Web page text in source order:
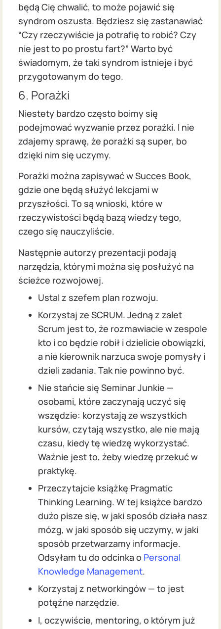
będą Cię chwalić, to może pojawić się
syndrom oszusta. Będziesz się zastanawiać
“Czy rzeczywiście ja potrafię to robić? Czy
nie jest to po prostu fart?” Warto być
świadomym, że taki syndrom istnieje i być
przygotowanym do tego.
6. Porażki
Niestety bardzo często boimy się
podejmować wyzwanie przez porażki. I nie
zdajemy sprawę, że porażki są super, bo
dzięki nim się uczymy.
Porażki można zapisywać w Succes Book,
gdzie one będą służyć lekcjami w
przyszłości. To są wnioski, które w
rzeczywistości będą bazą wiedzy tego,
czego się nauczyliście.
Następnie autorzy prezentacji podają
narzędzia, którymi można się posłużyć na
ścieżce rozwojowej.
Ustal z szefem plan rozwoju.
Korzystaj ze SCRUM. Jedną z zalet
Scrum jest to, że rozmawiacie w zespole
kto i co będzie robił i dzielicie obowiązki,
a nie kierownik narzuca swoje pomysły i
dzieli zadania. Tak nie powinno być.
Nie stańcie się Seminar Junkie —
osobami, które zaczynają uczyć się
wszędzie: korzystają ze wszystkich
kursów, czytają wszystko, ale nie mają
czasu, kiedy tę wiedzę wykorzystać.
Ważnie jest to, żeby wiedzę przekuć w
praktykę.
Przeczytajcie książkę Pragmatic
Thinking Learning. W tej książce bardzo
dużo pisze się, w jaki sposób działa nasz
mózg, w jaki sposób się uczymy, w jaki
sposób przetwarzamy informacje.
Odsyłam tu do odcinka o Personal
Knowledge Management.
Korzystaj z networkingów — to jest
potężne narzędzie.
I, oczywiście, mentoring, o którym już